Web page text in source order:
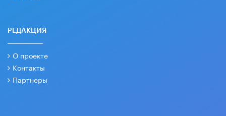
РЕДАКЦИЯ
О проекте
Контакты
Партнеры